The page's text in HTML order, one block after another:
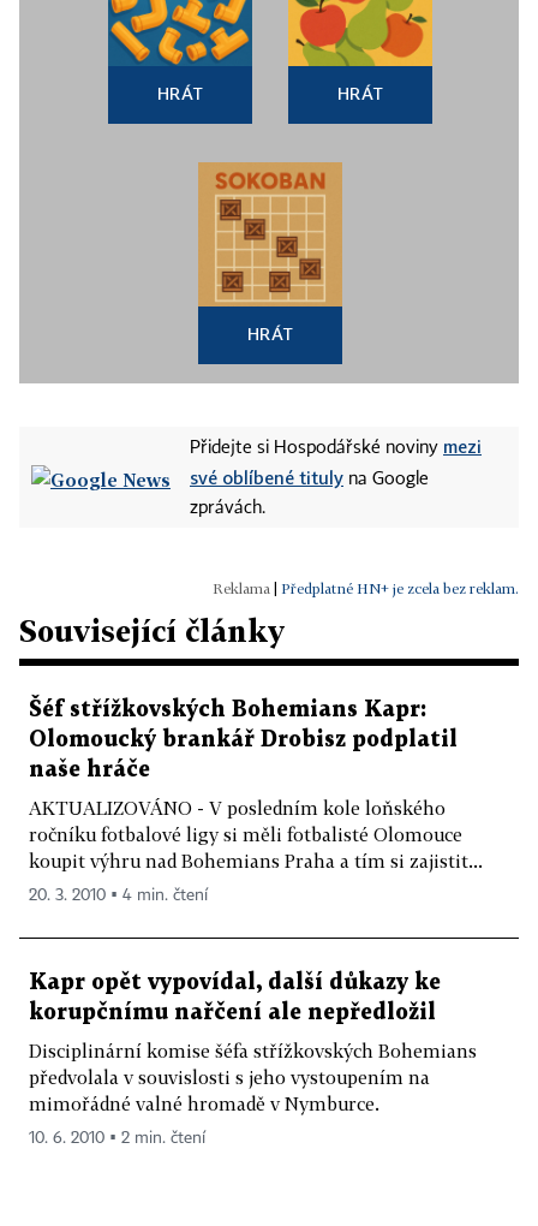
HRÁT HRÁT
HRÁT
Přidejte si Hospodářské noviny mezi
své oblíbené tituly na Google
zprávách.
Předplatné HN+ je zcela bez reklam.
Související články
Šéf střížkovských Bohemians Kapr:
Olomoucký brankář Drobisz podplatil
naše hráče
AKTUALIZOVÁNO - V posledním kole loňského
ročníku fotbalové ligy si měli fotbalisté Olomouce
koupit výhru nad Bohemians Praha a tím si zajistit...
20. 3. 2010 ▪ 4 min. čtení
Kapr opět vypovídal, další důkazy ke
korupčnímu nařčení ale nepředložil
Disciplinární komise šéfa střížkovských Bohemians
předvolala v souvislosti s jeho vystoupením na
mimořádné valné hromadě v Nymburce.
10. 6. 2010 ▪ 2 min. čtení